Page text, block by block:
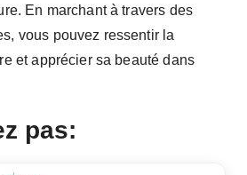
En marchant à travers des
vous pouvez ressentir la
et apprécier sa beauté dans
pas: